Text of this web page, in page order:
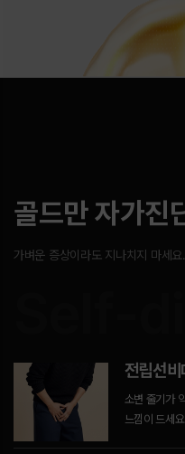
골드만 자가진
가벼운 증상이라도 지나치지 마세
전립선
소변 줄기가
느낌이 드세